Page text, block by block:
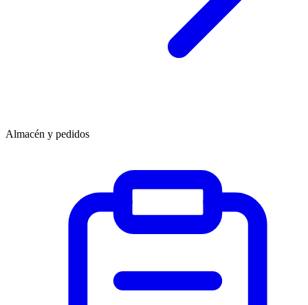
Almacén y pedidos